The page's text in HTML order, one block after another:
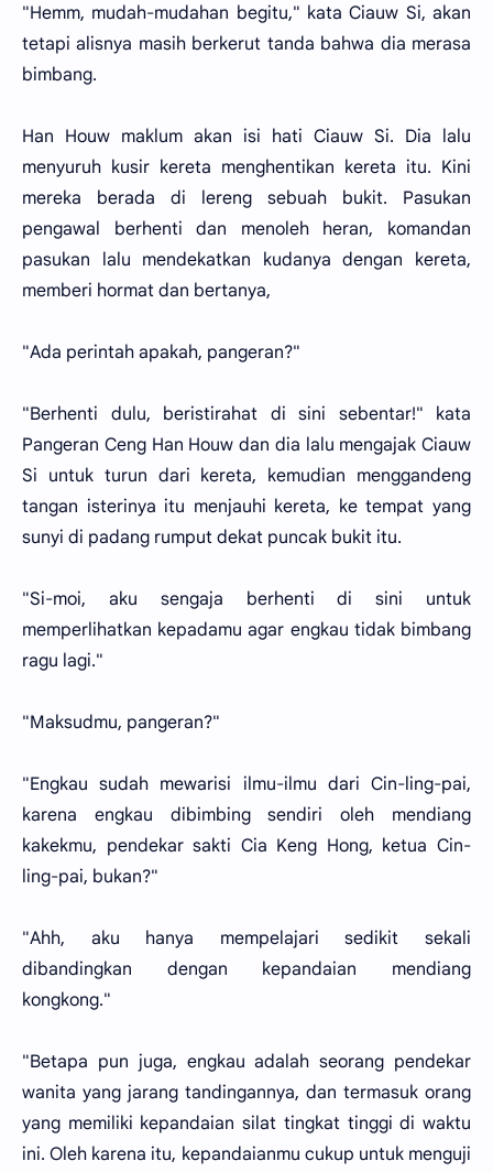
"Hemm, mudah-mudahan begitu," kata Ciauw Si, akan
tetapi alisnya masih berkerut tanda bahwa dia merasa
bimbang.
Han Houw maklum akan isi hati Ciauw Si. Dia lalu
menyuruh kusir kereta menghentikan kereta itu. Kini
mereka berada di lereng sebuah bukit. Pasukan
pengawal berhenti dan menoleh heran, komandan
pasukan lalu mendekatkan kudanya dengan kereta,
memberi hormat dan bertanya,
"Ada perintah apakah, pangeran?"
"Berhenti dulu, beristirahat di sini sebentar!" kata
Pangeran Ceng Han Houw dan dia lalu mengajak Ciauw
Si untuk turun dari kereta, kemudian menggandeng
tangan isterinya itu menjauhi kereta, ke tempat yang
sunyi di padang rumput dekat puncak bukit itu.
"Si-moi, aku sengaja berhenti di sini untuk
memperlihatkan kepadamu agar engkau tidak bimbang
ragu lagi."
"Maksudmu, pangeran?"
"Engkau sudah mewarisi ilmu-ilmu dari Cin-ling-pai,
karena engkau dibimbing sendiri oleh mendiang
kakekmu, pendekar sakti Cia Keng Hong, ketua Cin-
ling-pai, bukan?"
"Ahh, aku hanya mempelajari sedikit sekali
dibandingkan dengan kepandaian mendiang
kongkong."
"Betapa pun juga, engkau adalah seorang pendekar
wanita yang jarang tandingannya, dan termasuk orang
yang memiliki kepandaian silat tingkat tinggi di waktu
ini. Oleh karena itu, kepandaianmu cukup untuk menguji